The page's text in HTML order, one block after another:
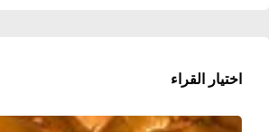
اختيار القراء